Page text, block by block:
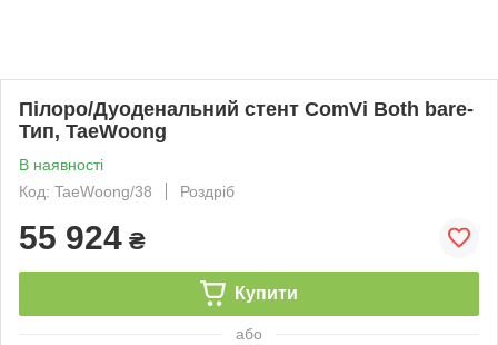
Пілоро/Дуоденальний стент ComVi Both bare-
Тип, TaeWoong
В наявності
Код: TaeWoong/38
Роздріб
55 924 ₴
Купити
або